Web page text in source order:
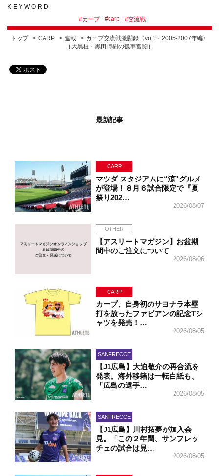
KEYWORD
#カープ #carp #交流戦
トップ CARP 連載
カープ交流戦激闘録〈vo.1・2005-2007年編〉
［大黒柱・黒田博樹の孤軍奮闘］
最新記事
CARP
マツダ スタジアムに“涼”グルメ
が登場！８月６試合限定で『夏
祭り202…
2026/08/07
OTHER
【アスリートマガジン】お盆期
間中のご注文について
2026/08/06
CARP
カープ、自身初のサヨナラ本塁
打を放ったファビアンの記念Tシ
ャツを発売！…
2026/08/05
SANFRECCE
【J1広島】大迫敬介の再合流を
発表。海外移籍は一転白紙も、
「広島の選手…
2026/08/05
SANFRECCE
【J1広島】川村拓夢が加入会
見。「この２年間、サンフレッ
チェの試合は見…
2026/08/05